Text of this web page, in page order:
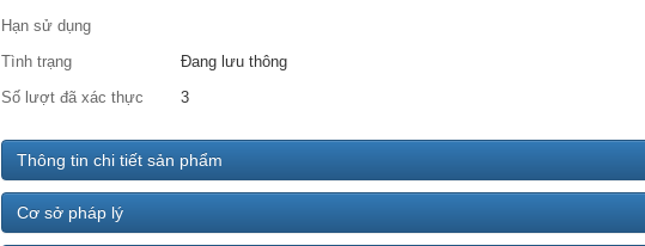
Hạn sử dụng
Tình trạng
Đang lưu thông
Số lượt đã xác thực
3
Thông tin chi tiết sản phẩm
Cơ sở pháp lý